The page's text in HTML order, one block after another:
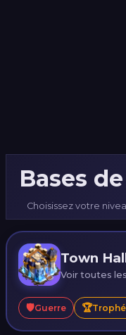
Bases
Choisissez votre
Town
Voir toutes
🛡️Guerre 🏆